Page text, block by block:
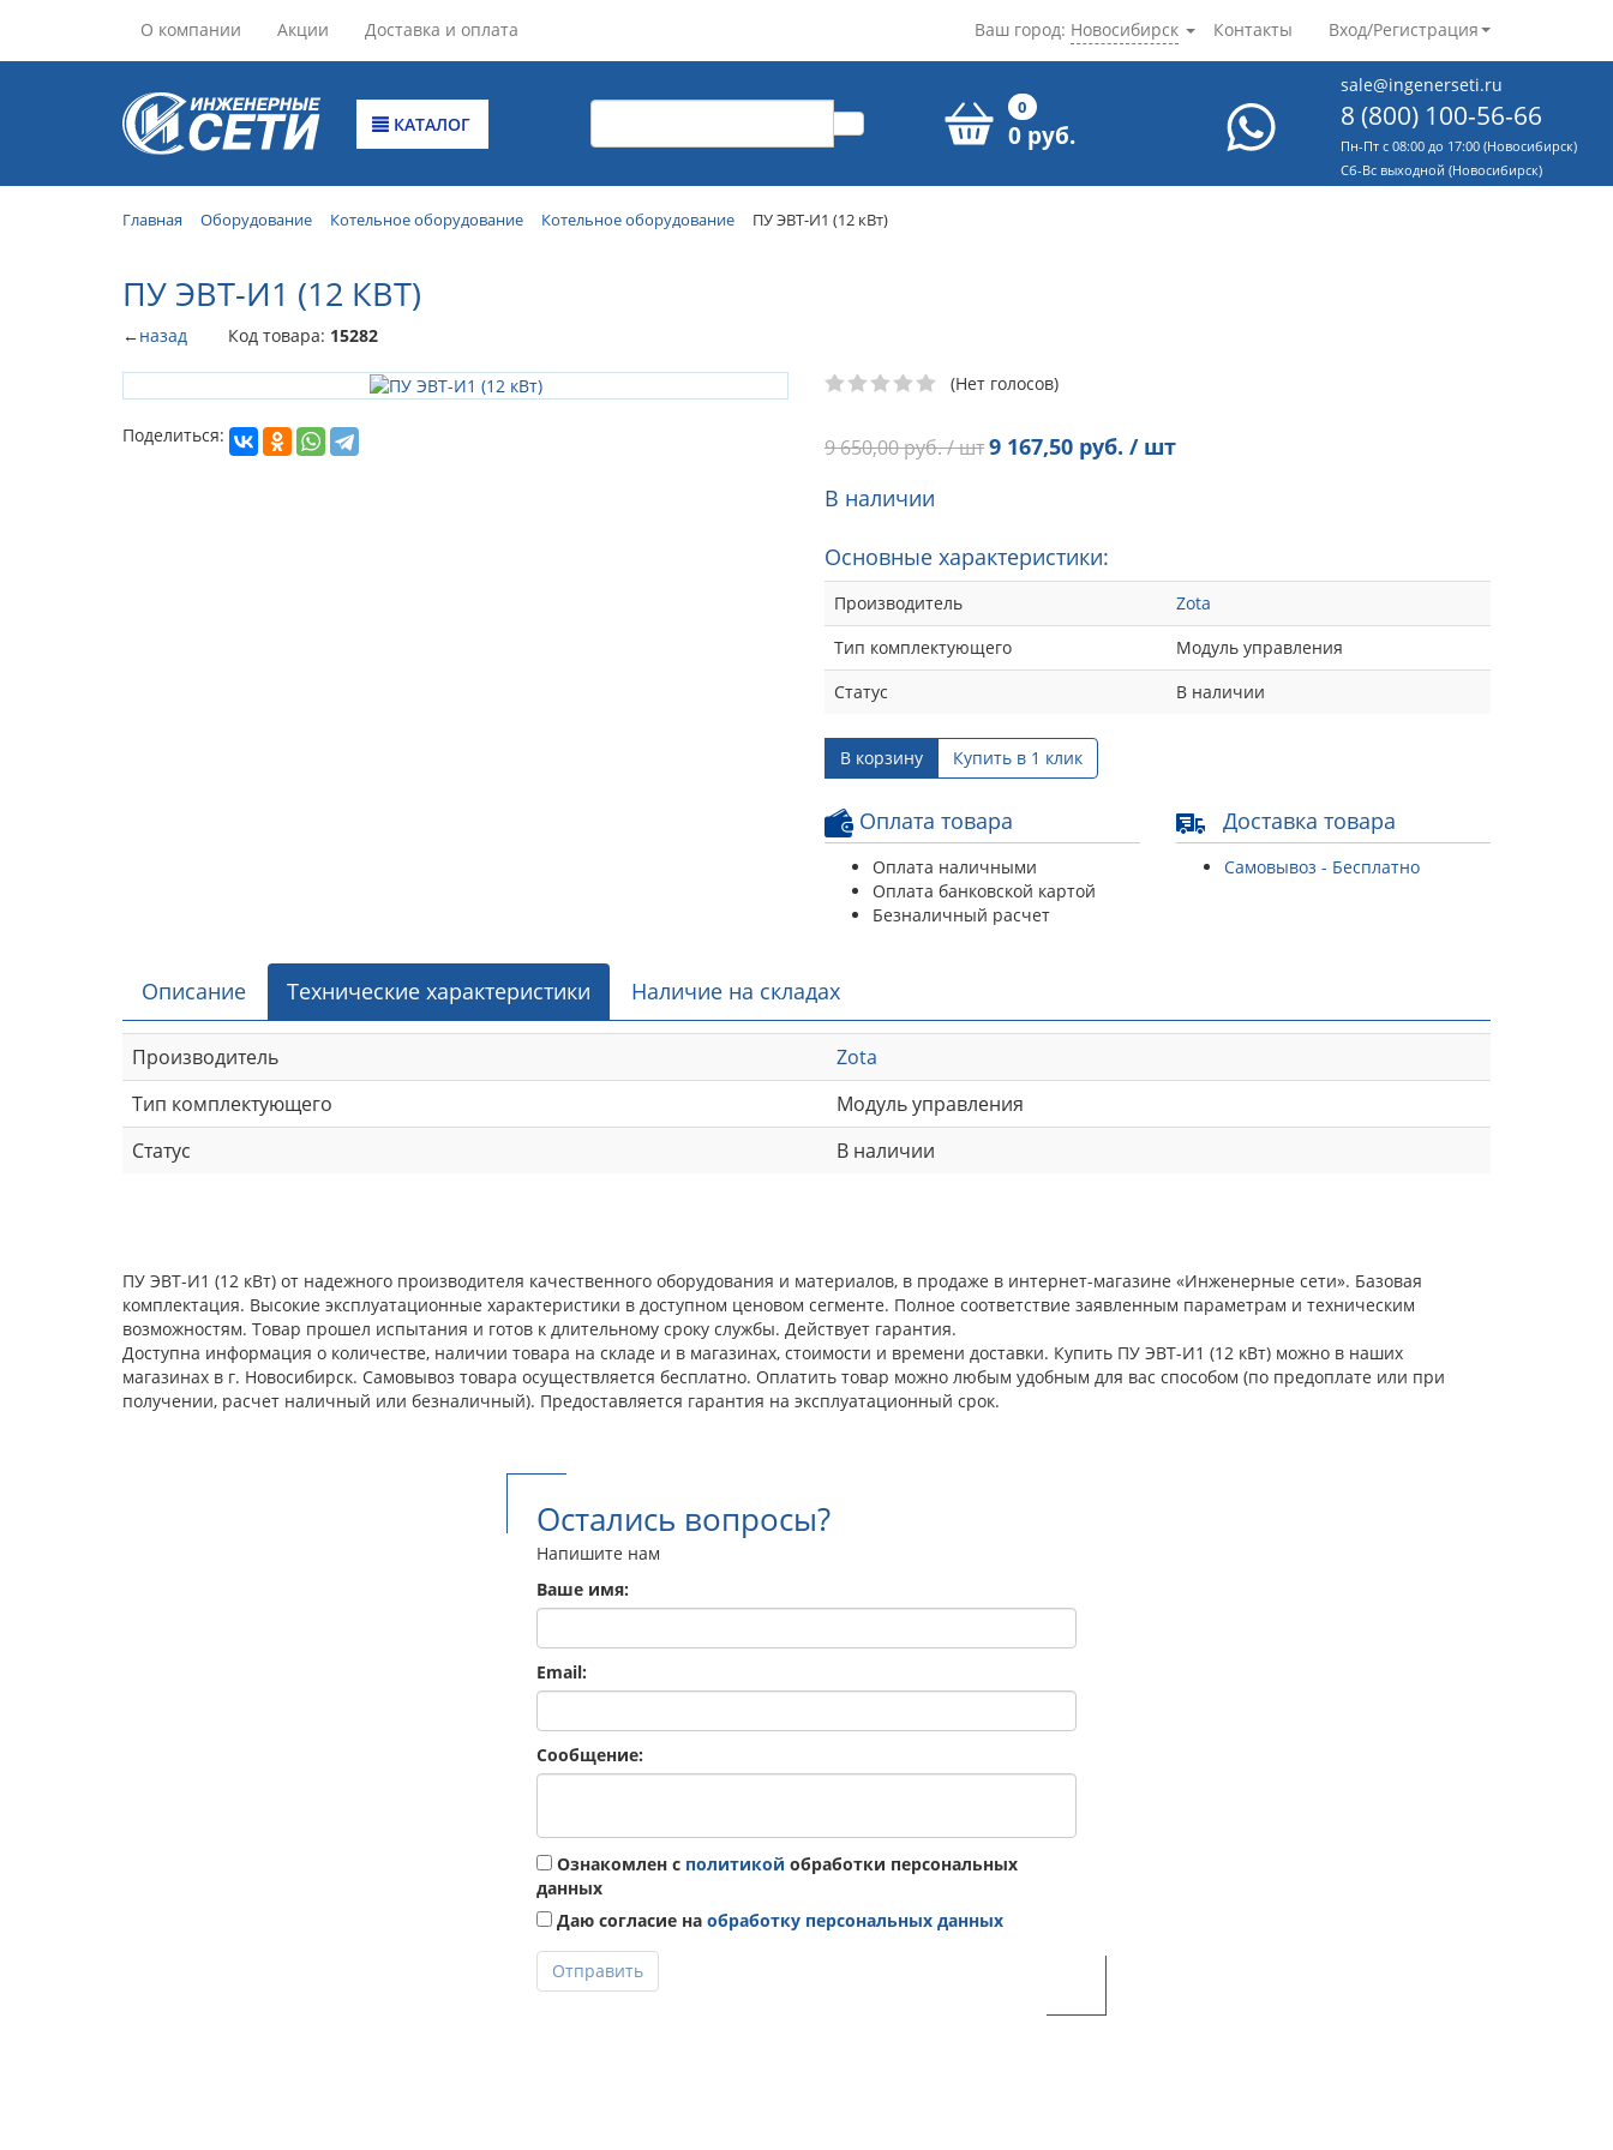
О компании Акции Доставка и оплата Контакты Вход/Регистрация
Ваш город: Новосибирск
КАТАЛОГ
0
0 руб.
sale@ingenerseti.ru
8 (800) 100-56-66
Пн-Пт с 08:00 до 17:00 (Новосибирск)
Cб-Вс выходной (Новосибирск)
Главная Оборудование Котельное оборудование Котельное оборудование ПУ ЭВТ-И1 (12 кВт)
ПУ ЭВТ-И1 (12 КВТ)
←назад Код товара: 15282
Поделиться:
(Нет голосов)
9 650,00руб. / шт9 167,50 руб. / шт
В наличии
Основные характеристики:
Производитель
Zota
Тип комплектующего
Модуль управления
Статус
В наличии
В корзину Купить в 1 клик
Оплата товара
Оплата наличными
Оплата банковской картой
Безналичный расчет
Доставка товара
Самовывоз - Бесплатно
Описание Технические характеристики Наличие на складах
Производитель
Zota
Тип комплектующего
Модуль управления
Статус
В наличии
ПУ ЭВТ-И1 (12 кВт) от надежного производителя качественного оборудования и материалов, в продаже в интернет-магазине «Инженерные сети». Базовая
комплектация. Высокие эксплуатационные характеристики в доступном ценовом сегменте. Полное соответствие заявленным параметрам и техническим
возможностям. Товар прошел испытания и готов к длительному сроку службы. Действует гарантия.
Доступна информация о количестве, наличии товара на складе и в магазинах, стоимости и времени доставки. Купить ПУ ЭВТ-И1 (12 кВт) можно в наших
магазинах в г. Новосибирск. Самовывоз товара осуществляется бесплатно. Оплатить товар можно любым удобным для вас способом (по предоплате или при
получении, расчет наличный или безналичный). Предоставляется гарантия на эксплуатационный срок.
Остались вопросы?
Напишите нам
Ваше имя:
Email:
Сообщение:
Ознакомлен с политикой обработки персональных
данных
Даю согласие на обработку персональных данных
Отправить